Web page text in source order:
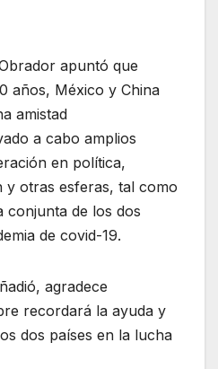
apuntó que
años, México y China
amistad
a cabo amplios
en política,
y otras esferas, tal como
conjunta de los dos
de covid-19.
agradece
recordará la ayuda y
dos países en la lucha